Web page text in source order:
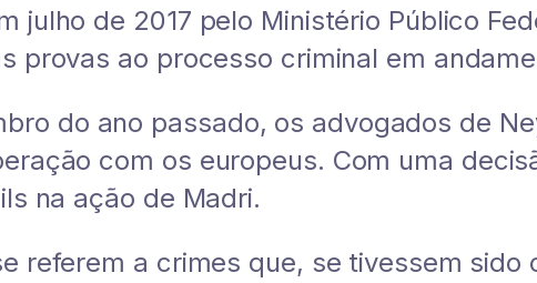
julho de 2017 pelo Ministério Público
provas ao processo criminal em
do ano passado, os advogados de
com os europeus. Com uma
na ação de Madri.
referem a crimes que, se tivessem sido